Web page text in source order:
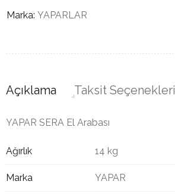
Marka: YAPARLAR
Açıklama Taksit Seçenekleri
YAPAR SERA El Arabası
Ağırlık 14 kg
Marka YAPAR